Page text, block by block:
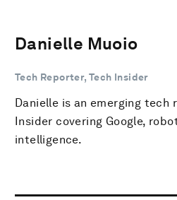
Danielle Muoio
Tech Reporter, Tech Insider
Danielle is an emerging tech
Insider covering Google,
intelligence.